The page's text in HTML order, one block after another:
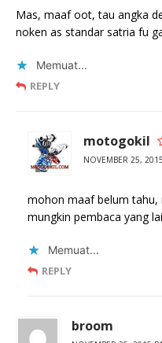
Mas, maaf oot, tau angka
noken as standar satria fu
Memuat...
REPLY
motogokil
NOVEMBER 25,
mohon maaf belum tahu,
mungkin pembaca yang
Memuat...
REPLY
broom